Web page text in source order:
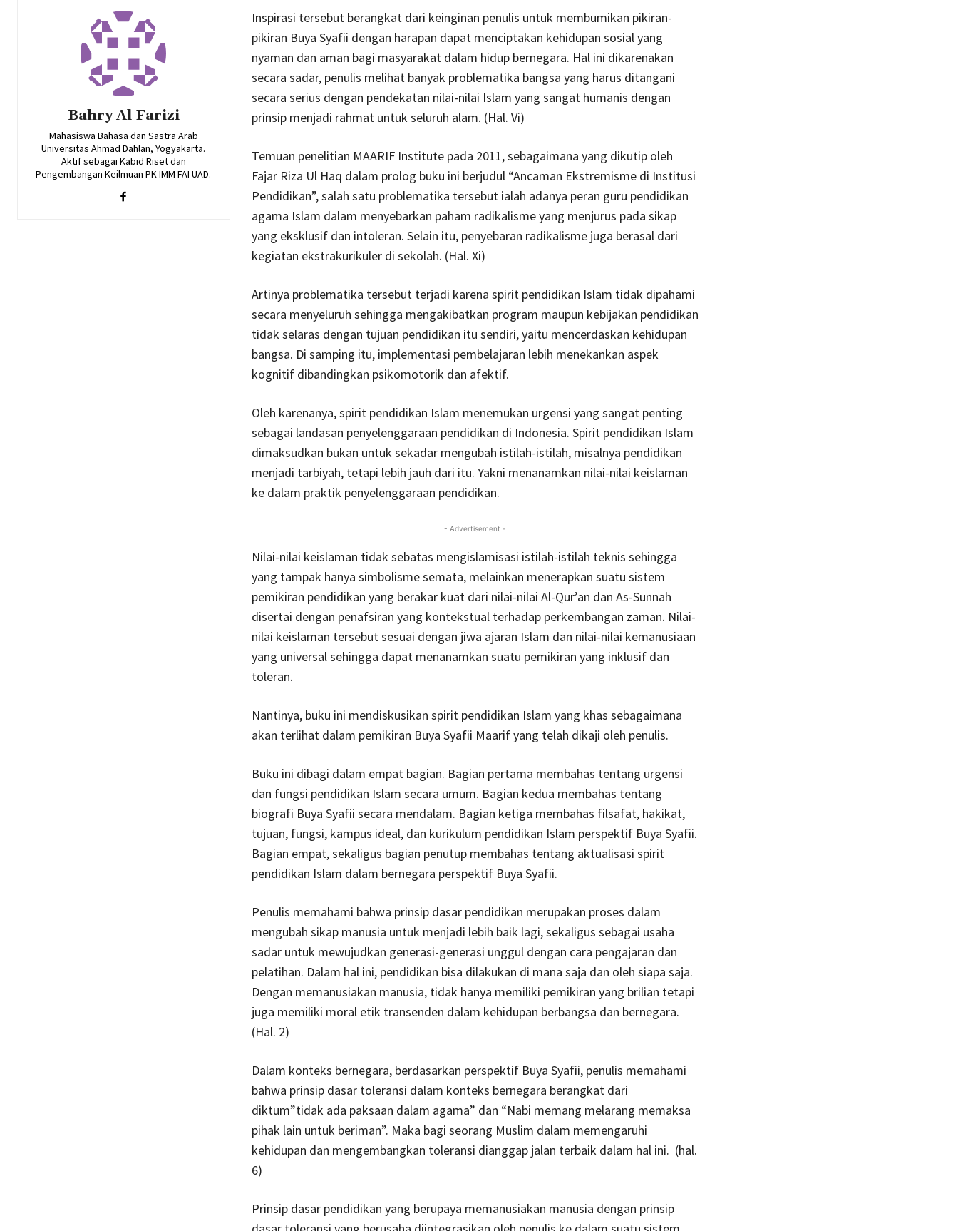
Bahry Al Farizi
Mahasiswa Bahasa dan Sastra Arab
Universitas Ahmad Dahlan, Yogyakarta.
Aktif sebagai Kabid Riset dan
Pengembangan Keilmuan PK IMM FAI UAD.
Inspirasi tersebut berangkat dari keinginan penulis untuk membumikan pikiran-
pikiran Buya Syafii dengan harapan dapat menciptakan kehidupan sosial yang
nyaman dan aman bagi masyarakat dalam hidup bernegara. Hal ini dikarenakan
secara sadar, penulis melihat banyak problematika bangsa yang harus ditangani
secara serius dengan pendekatan nilai-nilai Islam yang sangat humanis dengan
prinsip menjadi rahmat untuk seluruh alam. (Hal. Vi)
Temuan penelitian MAARIF Institute pada 2011, sebagaimana yang dikutip oleh
Fajar Riza Ul Haq dalam prolog buku ini berjudul “Ancaman Ekstremisme di Institusi
Pendidikan”, salah satu problematika tersebut ialah adanya peran guru pendidikan
agama Islam dalam menyebarkan paham radikalisme yang menjurus pada sikap
yang eksklusif dan intoleran. Selain itu, penyebaran radikalisme juga berasal dari
kegiatan ekstrakurikuler di sekolah. (Hal. Xi)
Artinya problematika tersebut terjadi karena spirit pendidikan Islam tidak dipahami
secara menyeluruh sehingga mengakibatkan program maupun kebijakan pendidikan
tidak selaras dengan tujuan pendidikan itu sendiri, yaitu mencerdaskan kehidupan
bangsa. Di samping itu, implementasi pembelajaran lebih menekankan aspek
kognitif dibandingkan psikomotorik dan afektif.
Oleh karenanya, spirit pendidikan Islam menemukan urgensi yang sangat penting
sebagai landasan penyelenggaraan pendidikan di Indonesia. Spirit pendidikan Islam
dimaksudkan bukan untuk sekadar mengubah istilah-istilah, misalnya pendidikan
menjadi tarbiyah, tetapi lebih jauh dari itu. Yakni menanamkan nilai-nilai keislaman
ke dalam praktik penyelenggaraan pendidikan.
- Advertisement -
Nilai-nilai keislaman tidak sebatas mengislamisasi istilah-istilah teknis sehingga
yang tampak hanya simbolisme semata, melainkan menerapkan suatu sistem
pemikiran pendidikan yang berakar kuat dari nilai-nilai Al-Qur’an dan As-Sunnah
disertai dengan penafsiran yang kontekstual terhadap perkembangan zaman. Nilai-
nilai keislaman tersebut sesuai dengan jiwa ajaran Islam dan nilai-nilai kemanusiaan
yang universal sehingga dapat menanamkan suatu pemikiran yang inklusif dan
toleran.
Nantinya, buku ini mendiskusikan spirit pendidikan Islam yang khas sebagaimana
akan terlihat dalam pemikiran Buya Syafii Maarif yang telah dikaji oleh penulis.
Buku ini dibagi dalam empat bagian. Bagian pertama membahas tentang urgensi
dan fungsi pendidikan Islam secara umum. Bagian kedua membahas tentang
biografi Buya Syafii secara mendalam. Bagian ketiga membahas filsafat, hakikat,
tujuan, fungsi, kampus ideal, dan kurikulum pendidikan Islam perspektif Buya Syafii.
Bagian empat, sekaligus bagian penutup membahas tentang aktualisasi spirit
pendidikan Islam dalam bernegara perspektif Buya Syafii.
Penulis memahami bahwa prinsip dasar pendidikan merupakan proses dalam
mengubah sikap manusia untuk menjadi lebih baik lagi, sekaligus sebagai usaha
sadar untuk mewujudkan generasi-generasi unggul dengan cara pengajaran dan
pelatihan. Dalam hal ini, pendidikan bisa dilakukan di mana saja dan oleh siapa saja.
Dengan memanusiakan manusia, tidak hanya memiliki pemikiran yang brilian tetapi
juga memiliki moral etik transenden dalam kehidupan berbangsa dan bernegara.
(Hal. 2)
Dalam konteks bernegara, berdasarkan perspektif Buya Syafii, penulis memahami
bahwa prinsip dasar toleransi dalam konteks bernegara berangkat dari
diktum”tidak ada paksaan dalam agama” dan “Nabi memang melarang memaksa
pihak lain untuk beriman”. Maka bagi seorang Muslim dalam memengaruhi
kehidupan dan mengembangkan toleransi dianggap jalan terbaik dalam hal ini. (hal.
6)
Prinsip dasar pendidikan yang berupaya memanusiakan manusia dengan prinsip